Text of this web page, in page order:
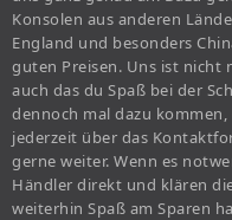
Konsolen aus anderen
England und besonders
guten Preisen. Uns ist nicht
auch das du Spaß bei der
dennoch mal dazu
jederzeit über das
gerne weiter. Wenn es
Händler direkt und klären
weiterhin Spaß am Sparen